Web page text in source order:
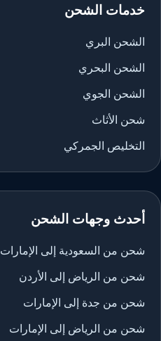
خدمات الشحن
الشحن البري
الشحن البحري
الشحن الجوي
شحن الأثاث
التخليص الجمركي
أحدث وجهات الشحن
شحن من السعودية إلى الإمارات
شحن من الرياض إلى الأردن
شحن من جدة إلى الإمارات
شحن من الرياض إلى الإمارات